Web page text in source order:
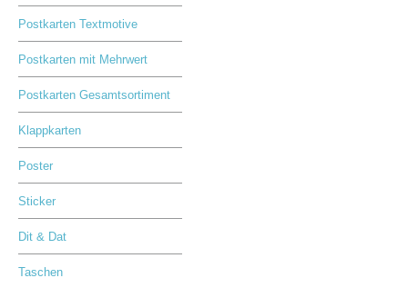
Postkarten Textmotive
Postkarten mit Mehrwert
Postkarten Gesamtsortiment
Klappkarten
Poster
Sticker
Dit & Dat
Taschen